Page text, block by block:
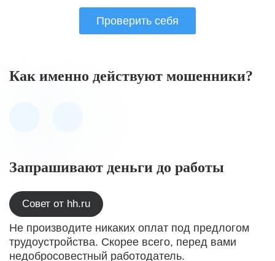
Проверить себя
Как именно действуют мошенники?
Запрашивают деньги до работы
Совет от hh.ru
Не производите никаких оплат под предлогом
трудоустройства. Скорее всего, перед вами
недобросовестный работодатель.